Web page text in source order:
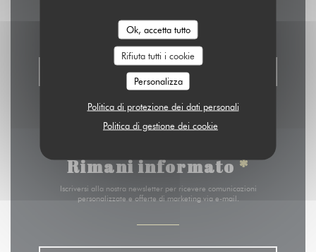
Ok, accetta tutto
Rifiuta tutti i cookie
Personalizza
Politica di protezione dei dati personali
Politica di gestione dei cookie
PRENOTA
Rimani informato*
Iscriversi alla nostra newsletter per ricevere comunicazioni
personalizzate e offerte di marketing via e-mail.